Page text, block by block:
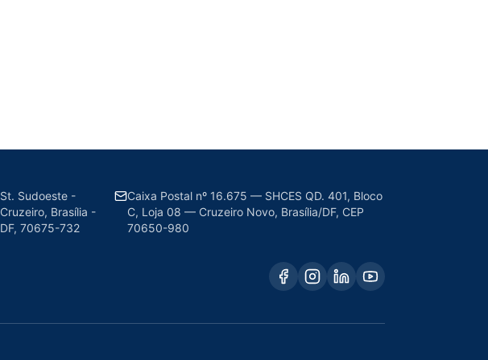
St. Sudoeste -
Cruzeiro, Brasília -
DF, 70675-732
Caixa Postal nº 16.675 — SHCES QD. 401, Bloco
C, Loja 08 — Cruzeiro Novo, Brasília/DF, CEP
70650-980